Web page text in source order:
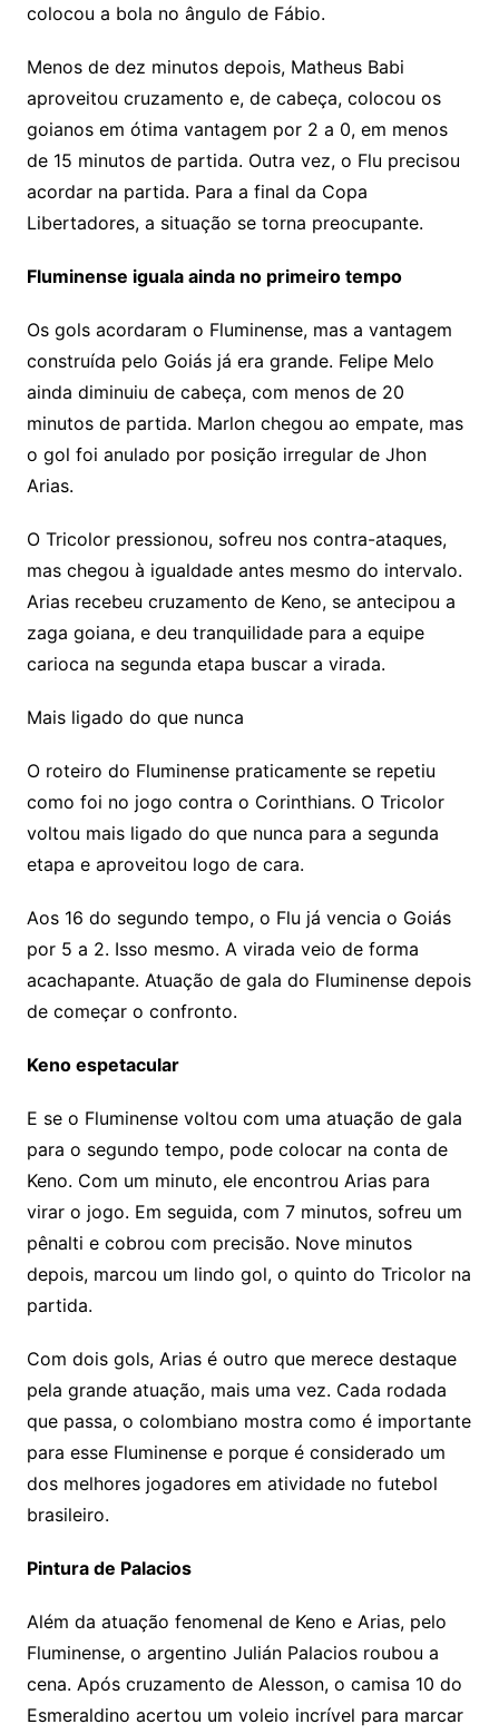
colocou a bola no ângulo de Fábio.
Menos de dez minutos depois, Matheus Babi
aproveitou cruzamento e, de cabeça, colocou os
goianos em ótima vantagem por 2 a 0, em menos
de 15 minutos de partida. Outra vez, o Flu precisou
acordar na partida. Para a final da Copa
Libertadores, a situação se torna preocupante.
Fluminense iguala ainda no primeiro tempo
Os gols acordaram o Fluminense, mas a vantagem
construída pelo Goiás já era grande. Felipe Melo
ainda diminuiu de cabeça, com menos de 20
minutos de partida. Marlon chegou ao empate, mas
o gol foi anulado por posição irregular de Jhon
Arias.
O Tricolor pressionou, sofreu nos contra-ataques,
mas chegou à igualdade antes mesmo do intervalo.
Arias recebeu cruzamento de Keno, se antecipou a
zaga goiana, e deu tranquilidade para a equipe
carioca na segunda etapa buscar a virada.
Mais ligado do que nunca
O roteiro do Fluminense praticamente se repetiu
como foi no jogo contra o Corinthians. O Tricolor
voltou mais ligado do que nunca para a segunda
etapa e aproveitou logo de cara.
Aos 16 do segundo tempo, o Flu já vencia o Goiás
por 5 a 2. Isso mesmo. A virada veio de forma
acachapante. Atuação de gala do Fluminense depois
de começar o confronto.
Keno espetacular
E se o Fluminense voltou com uma atuação de gala
para o segundo tempo, pode colocar na conta de
Keno. Com um minuto, ele encontrou Arias para
virar o jogo. Em seguida, com 7 minutos, sofreu um
pênalti e cobrou com precisão. Nove minutos
depois, marcou um lindo gol, o quinto do Tricolor na
partida.
Com dois gols, Arias é outro que merece destaque
pela grande atuação, mais uma vez. Cada rodada
que passa, o colombiano mostra como é importante
para esse Fluminense e porque é considerado um
dos melhores jogadores em atividade no futebol
brasileiro.
Pintura de Palacios
Além da atuação fenomenal de Keno e Arias, pelo
Fluminense, o argentino Julián Palacios roubou a
cena. Após cruzamento de Alesson, o camisa 10 do
Esmeraldino acertou um voleio incrível para marcar